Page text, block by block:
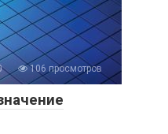
106 просмотров